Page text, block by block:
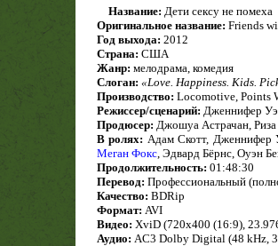
Название: Дети сексу не помеха
Оригинальное название: Friends
Год выхода: 2012
Страна: США
Жанр: мелодрама, комедия
Слоган: «Love. Happiness. Kids.
Производство: Locomotive, Points
Режиссер/сценарий: Дженнифер
Продюсер: Джошуа Астрачан,
В ролях: Адам Скотт, Дженнифер
Меган Фокс , Эдвард Бёрнс, Оуэн
Продолжительность: 01:48:30
Перевод: Профессиональный
Качество: BDRip
Формат: AVI
Видео: XviD (720x400 (16:9),
Аудио: AC3 Dolby Digital (48 kHz,